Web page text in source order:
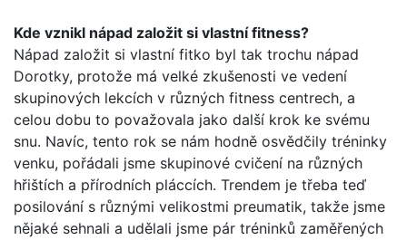
Kde vznikl nápad založit si vlastní fitness?
Nápad založit si vlastní fitko byl tak trochu nápad
Dorotky, protože má velké zkušenosti ve vedení
skupinových lekcích v různých fitness centrech, a
celou dobu to považovala jako další krok ke svému
snu. Navíc, tento rok se nám hodně osvědčily tréninky
venku, pořádali jsme skupinové cvičení na různých
hřištích a přírodních pláccích. Trendem je třeba teď
posilování s různými velikostmi preumatik, takže jsme
nějaké sehnali a udělali jsme pár tréninků zaměřených